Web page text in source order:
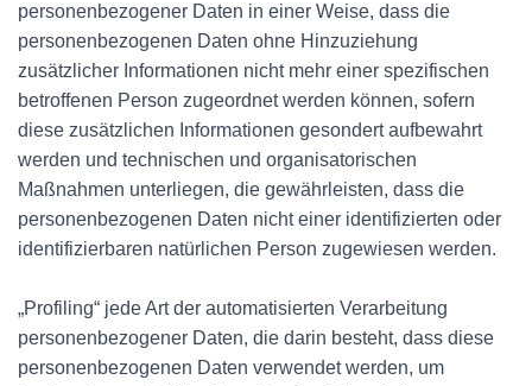
personenbezogener Daten in einer Weise, dass die
personenbezogenen Daten ohne Hinzuziehung
zusätzlicher Informationen nicht mehr einer spezifischen
betroffenen Person zugeordnet werden können, sofern
diese zusätzlichen Informationen gesondert aufbewahrt
werden und technischen und organisatorischen
Maßnahmen unterliegen, die gewährleisten, dass die
personenbezogenen Daten nicht einer identifizierten oder
identifizierbaren natürlichen Person zugewiesen werden.
„Profiling“ jede Art der automatisierten Verarbeitung
personenbezogener Daten, die darin besteht, dass diese
personenbezogenen Daten verwendet werden, um